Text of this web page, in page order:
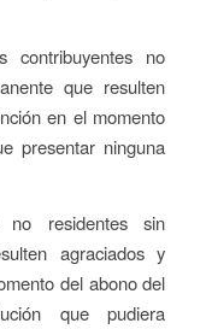
contribuyentes no
que resulten
en el momento
presentar ninguna
no residentes sin
agraciados y
del abono del
que pudiera